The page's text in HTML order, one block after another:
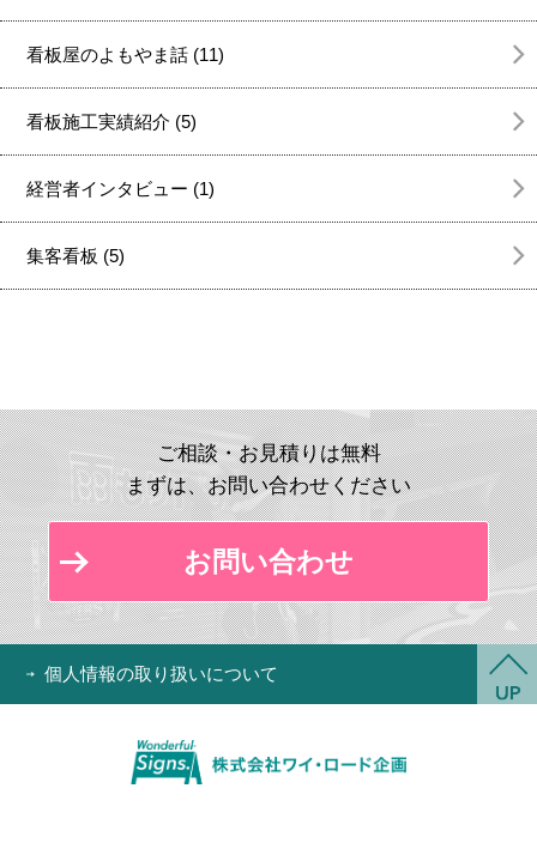
看板屋のよもやま話 (11)
看板施工実績紹介 (5)
経営者インタビュー (1)
集客看板 (5)
ご相談・お見積りは無料
まずは、お問い合わせください
お問い合わせ
個人情報の取り扱いについて